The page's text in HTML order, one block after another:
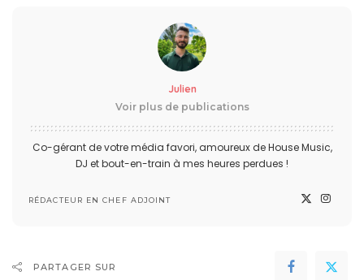
Julien
Voir plus de publications
Co-gérant de votre média favori, amoureux de House Music,
DJ et bout-en-train à mes heures perdues !
RÉDACTEUR EN CHEF ADJOINT
PARTAGER SUR